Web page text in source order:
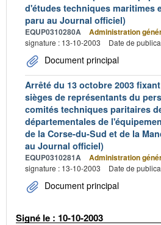
d'études techniques maritimes
paru au Journal officiel)
EQUP0310280A Administration
signature : 13-10-2003
Date de
Document principal
Arrêté du 13 octobre 2003
sièges de représentants du
comités techniques paritaires
départementales de
de la Corse-du-Sud et de la
au Journal officiel)
EQUP0310281A Administration
signature : 13-10-2003
Date de
Document principal
Signé le : 10-10-2003